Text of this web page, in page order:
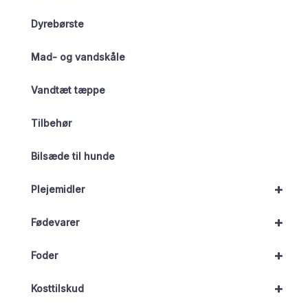
Dyrebørste
Mad- og vandskåle
Vandtæt tæppe
Tilbehør
Bilsæde til hunde
+
Plejemidler
+
Fødevarer
+
Foder
+
Kosttilskud